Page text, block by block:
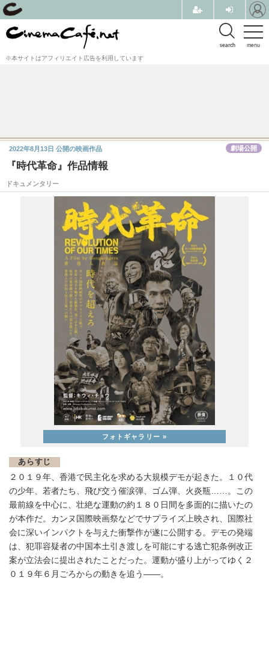
menu
search
※本サイトはアフィリエイト広告を利用しています
『時代革命』作品情報
ドキュメンタリー
2022年8月13日 公開の映画作品 劇場公開
あらすじ
２０１９年、香港で民主化を求める大規模デモが起きた。１０代
の少年、若者たち、飛び交う催涙弾、ゴム弾、火炎瓶……。この
最前線を中心に、壮絶な運動の約１８０日間を多面的に描いたの
が本作だ。カンヌ国際映画祭などでサプライズ上映され、国際社
会に深いインパクトを与えた衝撃作が遂に公開する。デモの発端
は、犯罪容疑者の中国本土引き渡しを可能にする逃亡犯条例改正
案が立法会に提出されたことだった。運動が盛り上がってゆく２
０１９年６月ごろからの動きを追う――。